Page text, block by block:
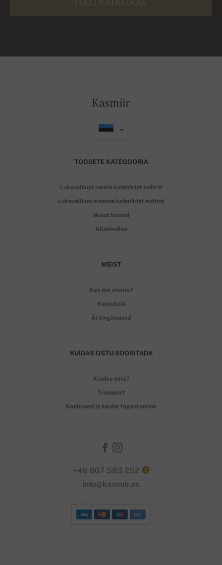
Kasmiir
TOODETE KATEGOORIA
Luksuslikud naiste kašmiirist sviitrid
Luksuslikud meeste kašmiirist sviitrid
Muud tooted
Allahindlus
MEIST
Kes me oleme?
Kontaktid
Äritingimused
KUIDAS OSTU SOORITADA
Kuidas osta?
Transport
Kaebused ja kauba tagastamine
+48 607 583 252 ?
info@kasmiir.ee